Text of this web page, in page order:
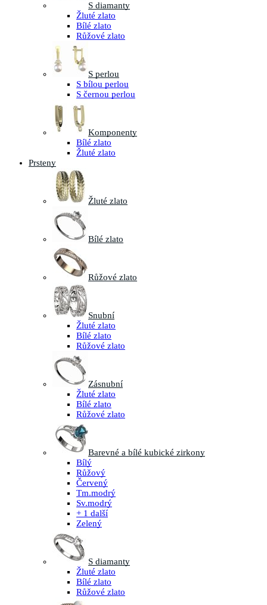
S diamanty
Žluté zlato
Bílé zlato
Růžové zlato
S perlou
S bílou perlou
S černou perlou
Komponenty
Bílé zlato
Žluté zlato
Prsteny
Žluté zlato
Bílé zlato
Růžové zlato
Snubní
Žluté zlato
Bílé zlato
Růžové zlato
Zásnubní
Žluté zlato
Bílé zlato
Růžové zlato
Barevné a bílé kubické zirkony
Bílý
Růžový
Červený
Tm.modrý
Sv.modrý
+ 1 další
Zelený
S diamanty
Žluté zlato
Bílé zlato
Růžové zlato